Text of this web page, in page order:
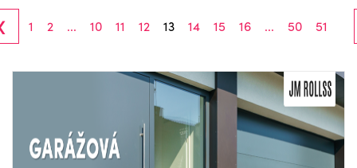
1 2 ... 10 11 12 13 14 15 16 ... 50 51